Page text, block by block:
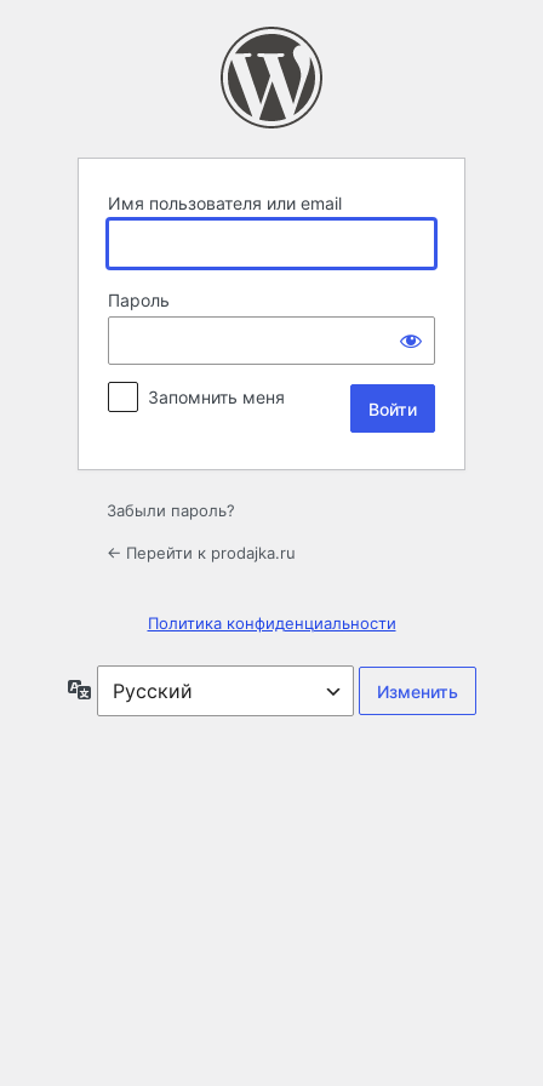
Имя пользователя или email
Пароль
Запомнить меня
Забыли пароль?
← Перейти к prodajka.ru
Политика конфиденциальности
Язык